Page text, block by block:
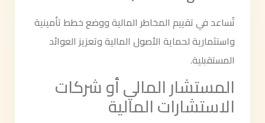
تُساعد في تقييم المخاطر المالية ووضع خطط تأمينية
واستثمارية لحماية الأصول المالية وتعزيز العوائد
المستقبلية.
المستشار المالي أو شركات
الاستشارات المالية